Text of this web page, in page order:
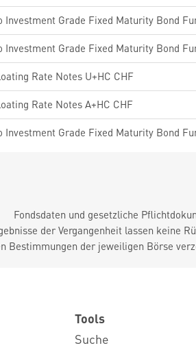
Rate Notes U+HC CHF
Rate Notes A+HC CHF
Fondsdaten und gesetzliche
der Vergangenheit lassen keine
Bestimmungen der jeweiligen Börse
Tools
Suche